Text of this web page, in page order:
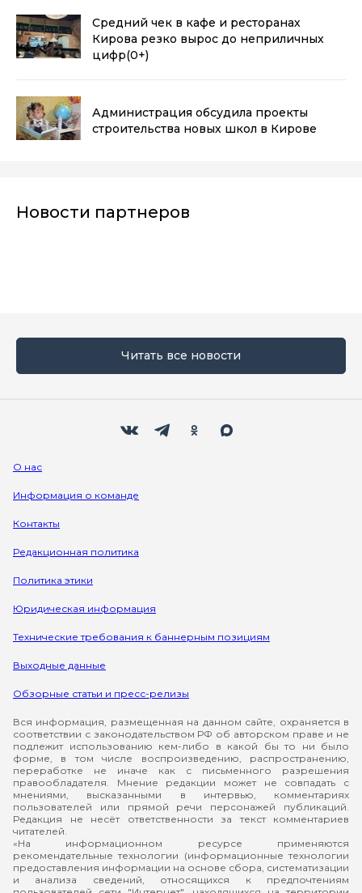
Средний чек в кафе и ресторанах
Кирова резко вырос до неприличных
цифр(0+)
Администрация обсудила проекты
строительства новых школ в Кирове
Новости партнеров
Читать все новости
О нас
Информация о команде
Контакты
Редакционная политика
Политика этики
Юридическая информация
Технические требования к баннерным позициям
Выходные данные
Обзорные статьи и пресс-релизы
Вся информация, размещенная на данном сайте, охраняется в
соответствии с законодательством РФ об авторском праве и не
подлежит использованию кем-либо в какой бы то ни было
форме, в том числе воспроизведению, распространению,
переработке не иначе как с письменного разрешения
правообладателя. Мнение редакции может не совпадать с
мнениями, высказанными в интервью, комментариях
пользователей или прямой речи персонажей публикаций.
Редакция не несёт ответственности за текст комментариев
читателей.
«На информационном ресурсе применяются
рекомендательные технологии (информационные технологии
предоставления информации на основе сбора, систематизации
и анализа сведений, относящихся к предпочтениям